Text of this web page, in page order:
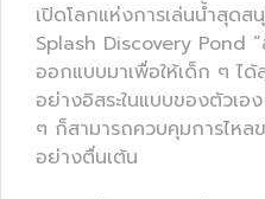
เปิดโลกแห่งการเล่นน้ำสุด
Splash Discovery Pond
ออกแบบมาเพื่อให้เด็ก ๆ ได้
อย่างอิสระในแบบของตัวเอ
ๆ ก็สามารถควบคุมการไห
อย่างตื่นเต้น